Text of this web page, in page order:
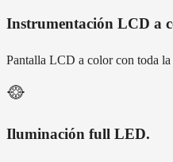
Instrumentación LCD a
Pantalla LCD a color con toda
Iluminación full LED.